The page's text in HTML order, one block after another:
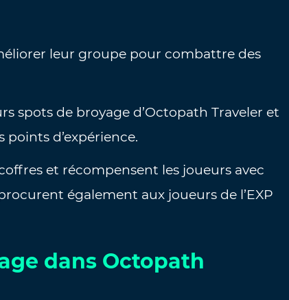
leur groupe pour combattre des
spots de broyage d’Octopath Traveler et
d’expérience.
et récompensent les joueurs avec
également aux joueurs de l’EXP
dans Octopath